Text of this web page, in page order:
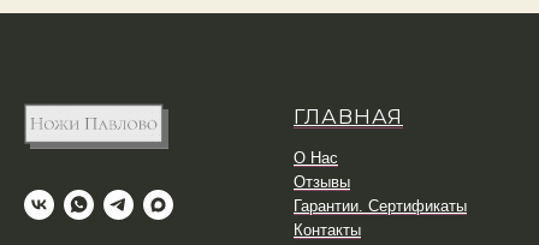
ГЛАВНАЯ
О Нас
Отзывы
Гарантии. Сертификаты
Контакты